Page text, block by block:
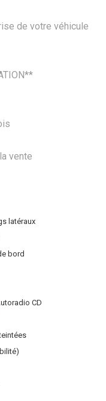
de votre véhicule
vente
latéraux
bord
CD